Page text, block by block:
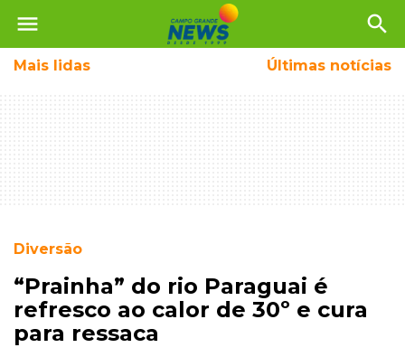
menu search
Mais lidas Últimas notícias
Diversão
“Prainha” do rio Paraguai é
refresco ao calor de 30º e cura
para ressaca